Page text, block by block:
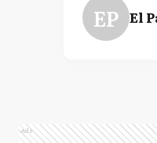
EP El
Ads